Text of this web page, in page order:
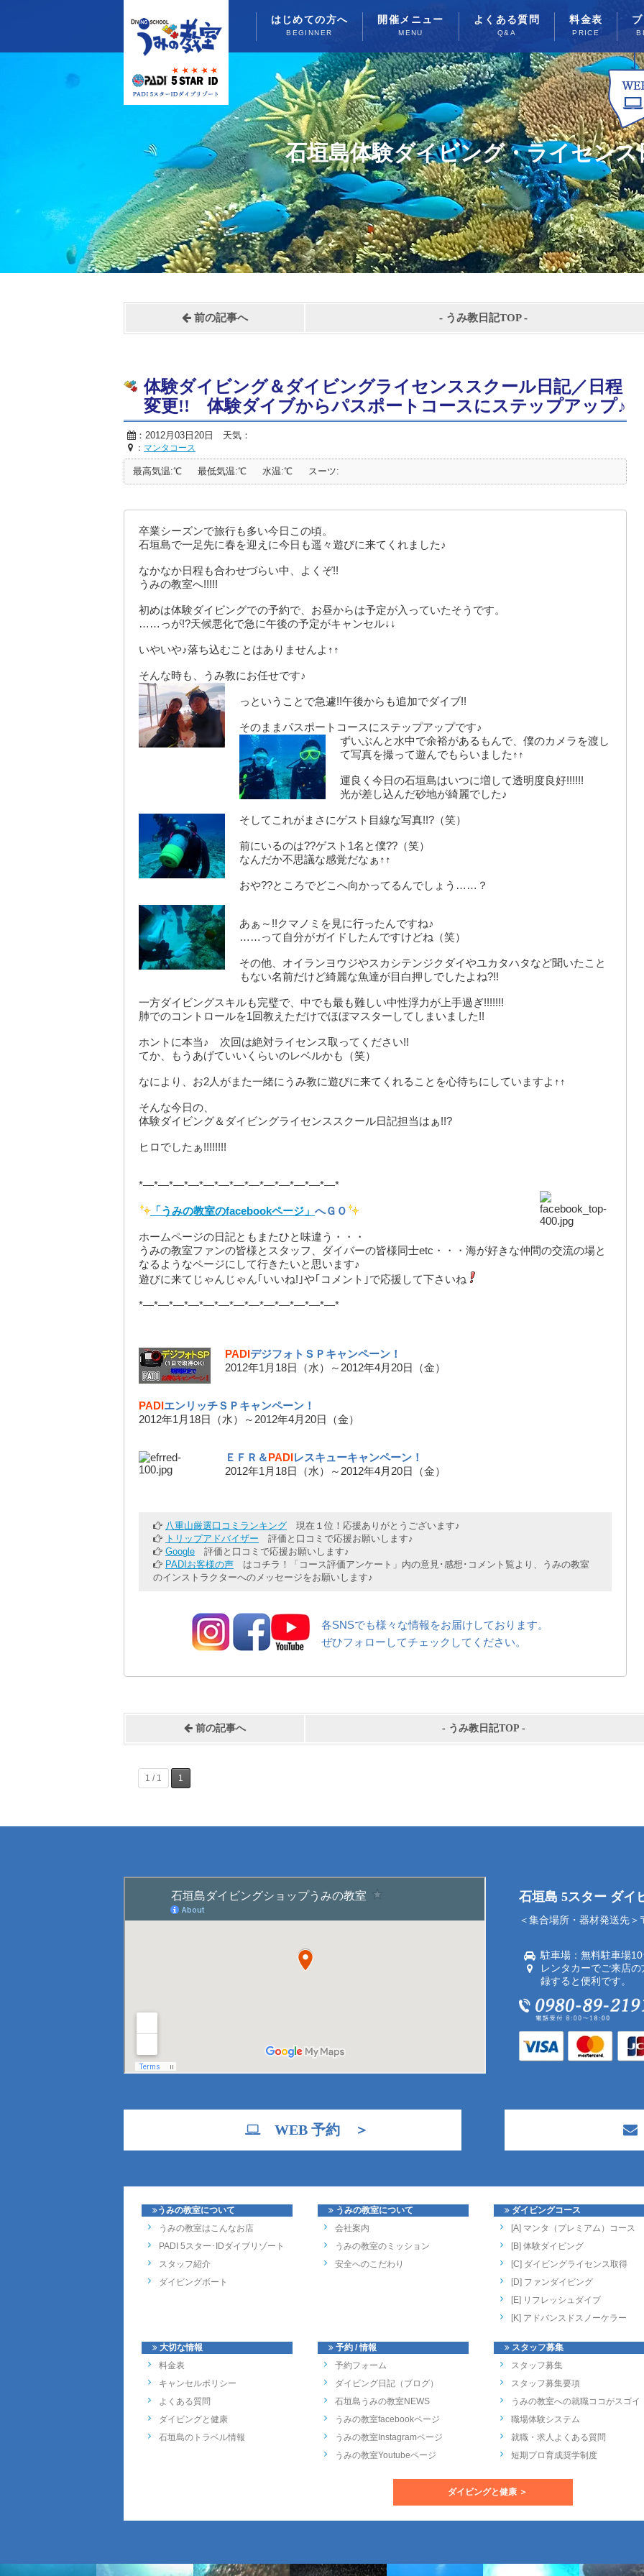
はじめての方へ
BEGINNER
開催メニュー
MENU
よくある質問
Q&A
料金表
PRICE
石垣島体験ダイビング・ライセンス
前の記事へ - うみ教日記TOP-
体験ダイビング＆ダイビングライセンススクール日記／日程
変更!! 体験ダイブからパスポートコースにステップアップ♪
：2012月03日20日 天気：
： マンタコース
最高気温:℃ 最低気温:℃ 水温:℃ スーツ:
卒業シーズンで旅行も多い今日この頃。
石垣島で一足先に春を迎えに今日も遥々遊びに来てくれました♪
なかなか日程も合わせづらい中、よくぞ!!
うみの教室へ!!!!!
初めは体験ダイビングでの予約で、お昼からは予定が入っていたそうです。
……っが!?天候悪化で急に午後の予定がキャンセル↓↓
いやいや♪落ち込むことはありませんよ↑↑
そんな時も、うみ教にお任せです♪
っということで急遽!!午後からも追加でダイブ!!
そのままパスポートコースにステップアップです♪
ずいぶんと水中で余裕があるもんで、僕のカメラを渡し
て写真を撮って遊んでもらいました↑↑
運良く今日の石垣島はいつに増して透明度良好!!!!!!
光が差し込んだ砂地が綺麗でした♪
そしてこれがまさにゲスト目線な写真!!?（笑）
前にいるのは??ゲスト1名と僕??（笑）
なんだか不思議な感覚だなぁ↑↑
おや??ところでどこへ向かってるんでしょう……？
あぁ～!!クマノミを見に行ったんですね♪
……って自分がガイドしたんですけどね（笑）
その他、オイランヨウジやスカシテンジクダイやユカタハタなど聞いたこと
もない名前だけど綺麗な魚達が目白押しでしたよね?!!
一方ダイビングスキルも完璧で、中でも最も難しい中性浮力が上手過ぎ!!!!!!!
肺でのコントロールを1回教えただけでほぼマスターしてしまいました!!
ホントに本当♪ 次回は絶対ライセンス取ってください!!
てか、もうあげていいくらいのレベルかも（笑）
なにより、お2人がまた一緒にうみ教に遊びに来てくれることを心待ちにしていますよ↑↑
そんな今日の、
体験ダイビング＆ダイビングライセンススクール日記担当はぁ!!?
ヒロでしたぁ!!!!!!!!
*—*—*—*—*—*—*—*—*—*—*—*—*—*
「うみの教室のfacebookページ」 へＧＯ
ホームページの日記ともまたひと味違う・・・
うみの教室ファンの皆様とスタッフ、ダイバーの皆様同士etc・・・海が好きな仲間の交流の場と
なるようなページにして行きたいと思います♪
遊びに来てじゃんじゃん｢いいね!｣や｢コメント｣で応援して下さいね
*—*—*—*—*—*—*—*—*—*—*—*—*—*
PADIデジフォトＳＰキャンペーン！
2012年1月18日（水）～2012年4月20日（金）
PADIエンリッチＳＰキャンペーン！
2012年1月18日（水）～2012年4月20日（金）
ＥＦＲ＆PADIレスキューキャンペーン！
2012年1月18日（水）～2012年4月20日（金）
八重山厳選口コミランキング 現在１位！応援ありがとうございます♪
トリップアドバイザー 評価と口コミで応援お願いします♪
Google 評価と口コミで応援お願いします♪
PADIお客様の声 はコチラ！「コース評価アンケート」内の意見･感想･コメント覧より、うみの教室
のインストラクターへのメッセージをお願いします♪
各SNSでも様々な情報をお届けしております。
ぜひフォローしてチェックしてください。
前の記事へ - うみ教日記TOP-
1 / 1 1
石垣島 5スター ダイ
＜集合場所・器材発送先
駐車場：無料駐車場10
レンタカーでご来店
録すると便利です。
WEB 予約 ＞
うみの教室について
うみの教室はこんなお店
PADI 5スター･IDダイブリゾート
スタッフ紹介
ダイビングボート
大切な情報
料金表
キャンセルポリシー
よくある質問
ダイビングと健康
石垣島のトラベル情報
うみの教室について
会社案内
うみの教室のミッション
安全へのこだわり
予約 / 情報
予約フォーム
ダイビング日記（ブログ）
石垣島うみの教室NEWS
うみの教室facebookページ
うみの教室Instagramページ
うみの教室Youtubeページ
ダイビングコース
[A] マンタ（プレミアム）コース
[B] 体験ダイビング
[C] ダイビングライセンス取得
[D] ファンダイビング
[E] リフレッシュダイブ
[K] アドバンスドスノーケラー
スタッフ募集
スタッフ募集
スタッフ募集要項
うみの教室への就職ココがスゴイ
職場体験システム
就職・求人よくある質問
短期プロ育成奨学制度
ダイビングと健康 ＞